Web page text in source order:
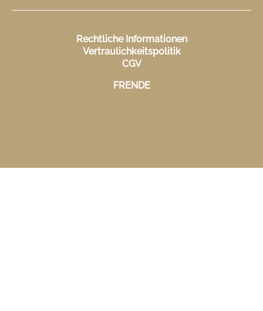
Rechtliche Informationen
Vertraulichkeitspolitik
CGV
FRENDE